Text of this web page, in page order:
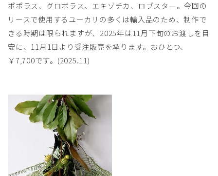
ポポラス、グロボラス、エキゾチカ、ロブスター。今回の
リースで使用するユーカリの多くは輸入品のため、制作で
きる時期は限られますが、2025年は11月下旬のお渡しを目
安に、11月1日より受注販売を承ります。おひとつ、
￥7,700です。(2025.11)